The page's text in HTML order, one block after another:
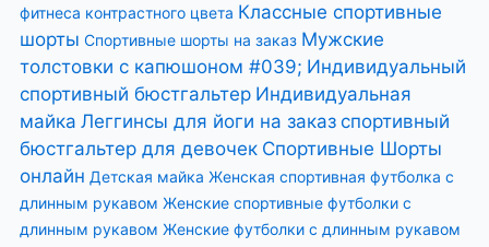
фитнеса контрастного цвета Классные спортивные
шорты Спортивные шорты на заказ Мужские
толстовки с капюшоном #039; Индивидуальный
спортивный бюстгальтер Индивидуальная
майка Леггинсы для йоги на заказ спортивный
бюстгальтер для девочек Спортивные Шорты
онлайн Детская майка Женская спортивная футболка с
длинным рукавом Женские спортивные футболки с
длинным рукавом Женские футболки с длинным рукавом